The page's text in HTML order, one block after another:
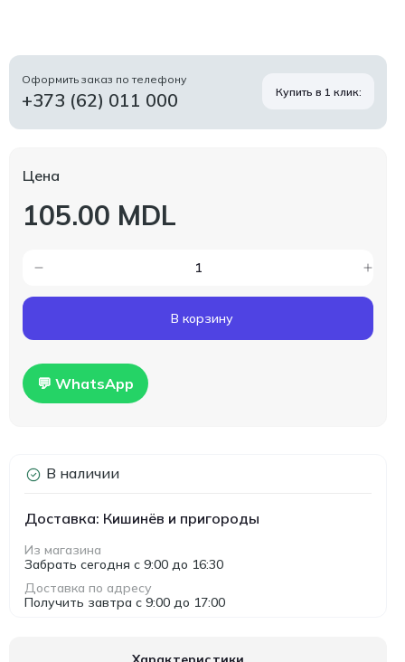
Оформить заказ по телефону
+373 (62) 011 000 Купить в 1 клик:
Цена
105.00 MDL
В корзину
💬 WhatsApp
В наличии
Доставка: Кишинёв и пригороды
Из магазина
Забрать сегодня с 9:00 до 16:30
Доставка по адресу
Получить завтра с 9:00 до 17:00